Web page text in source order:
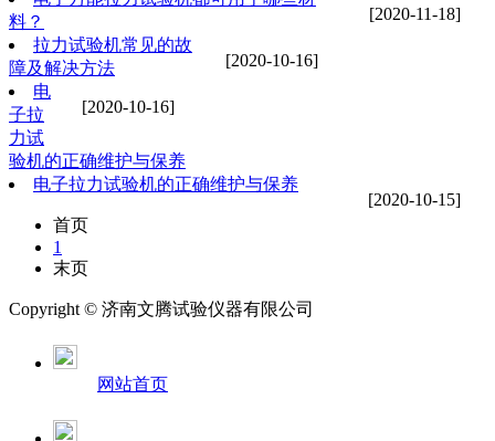
[2020-11-18]
料？
[2020-10-16]
拉力试验机常见的故
障及解决方法
[2020-10-16]
电
子拉
力试
验机的正确维护与保养
[2020-10-15]
电子拉力试验机的正确维护与保养
首页
1
末页
Copyright © 济南文腾试验仪器有限公司
网站首页